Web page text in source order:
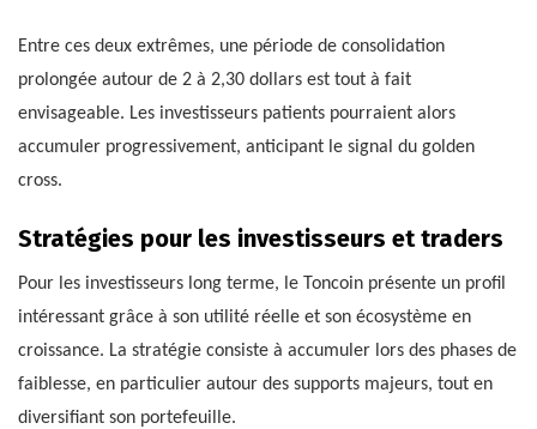
Entre ces deux extrêmes, une période de consolidation
prolongée autour de 2 à 2,30 dollars est tout à fait
envisageable. Les investisseurs patients pourraient alors
accumuler progressivement, anticipant le signal du golden
cross.
Stratégies pour les investisseurs et traders
Pour les investisseurs long terme, le Toncoin présente un profil
intéressant grâce à son utilité réelle et son écosystème en
croissance. La stratégie consiste à accumuler lors des phases de
faiblesse, en particulier autour des supports majeurs, tout en
diversifiant son portefeuille.